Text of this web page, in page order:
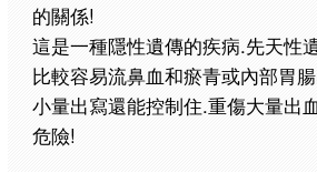
的關係!
這是一種隱性遺傳的疾病.先天性
比較容易流鼻血和瘀青或內部胃
小量出寫還能控制住.重傷大量出
危險!